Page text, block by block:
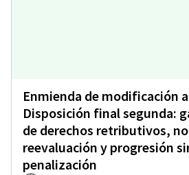
Enmienda de modificación
Disposición final segunda:
de derechos retributivos, no
reevaluación y progresión
penalización